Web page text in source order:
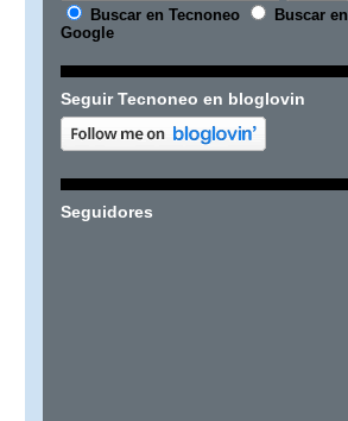
Buscar en Tecnoneo
Buscar en
Google
Seguir Tecnoneo en bloglovin
Seguidores